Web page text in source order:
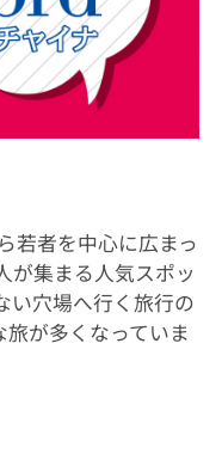
若者を中心に広まっ
が集まる人気スポッ
い穴場へ行く旅行の
旅が多くなっていま